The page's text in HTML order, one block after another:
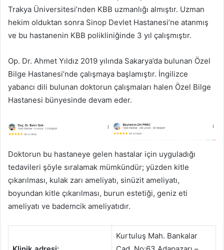
Trakya Üniversitesi’nden KBB uzmanlığı almıştır. Uzman
hekim olduktan sonra Sinop Devlet Hastanesi’ne atanmış
ve bu hastanenin KBB polikliniğinde 3 yıl çalışmıştır.
Op. Dr. Ahmet Yıldız 2019 yılında Sakarya’da bulunan Özel
Bilge Hastanesi’nde çalışmaya başlamıştır. İngilizce
yabancı dili bulunan doktorun çalışmaları halen Özel Bilge
Hastanesi bünyesinde devam eder.
Doktorun bu hastaneye gelen hastalar için uyguladığı
tedavileri şöyle sıralamak mümkündür; yüzden kitle
çıkarılması, kulak zarı ameliyatı, sinüzit ameliyatı,
boyundan kitle çıkarılması, burun estetiği, geniz eti
ameliyatı ve bademcik ameliyatıdır.
Kurtuluş Mah. Bankalar